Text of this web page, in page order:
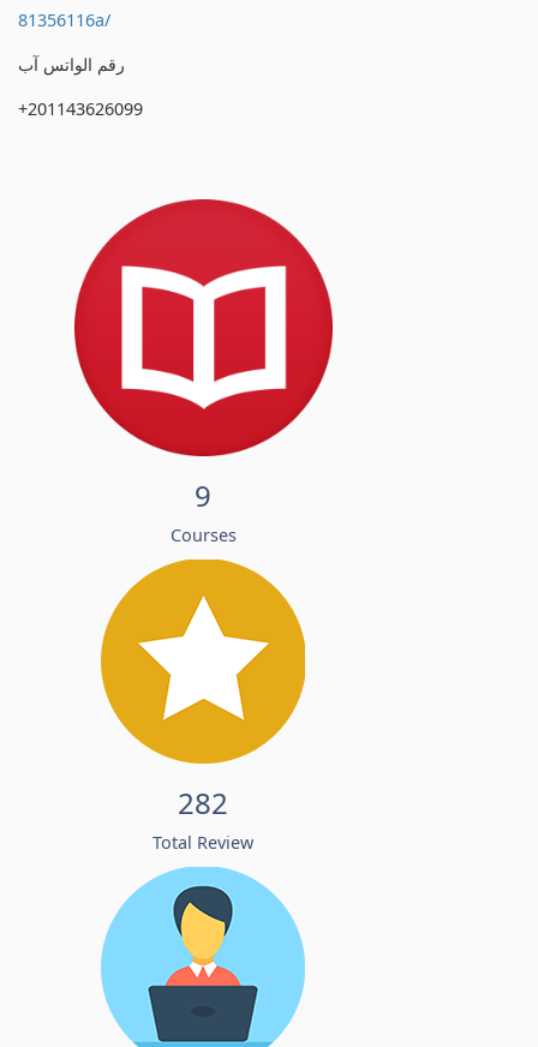
81356116a/
رقم الواتس آب
+201143626099
9
Courses
282
Total Review